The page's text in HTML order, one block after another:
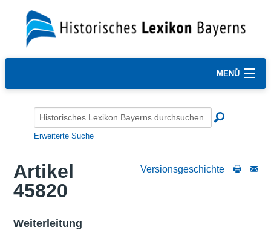
MENÜ
Erweiterte Suche
Versionsgeschichte
Artikel
45820
Weiterleitung